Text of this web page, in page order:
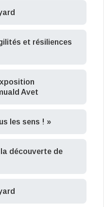
et résiliences
Avet
les sens ! »
découverte de